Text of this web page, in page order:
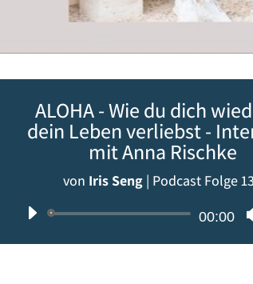
ALOHA - Wie du dich
dein Leben verliebst -
mit Anna Rischke
von Iris Seng | Podcast Folge
Audio-00:00